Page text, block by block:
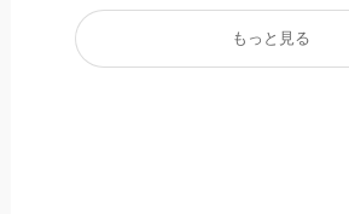
もっと見る